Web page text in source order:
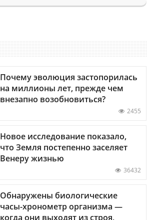
Почему эволюция застопорилась
на миллионы лет, прежде чем
внезапно возобновиться?
2455
Новое исследование показало,
что Земля постепенно заселяет
Венеру жизнью
36432
Обнаружены биологические
часы-хронометр организма —
когда они выходят из строя,